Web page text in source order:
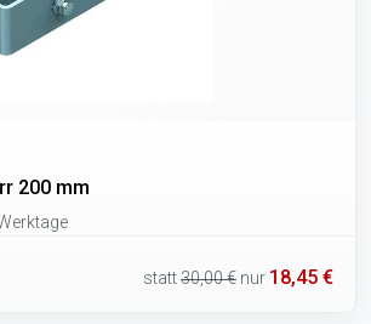
200 mm
statt30,00 € nur 18,45 €